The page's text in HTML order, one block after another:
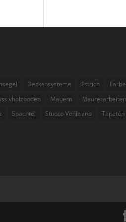
Deckensysteme Estrich
Farbe
Mauern
Maurerarbeiten
Spachtel Stucco Veniziano Tapeten